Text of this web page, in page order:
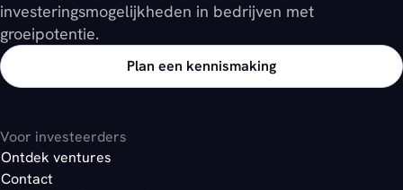
investeringsmogelijkheden in bedrijven met
groeipotentie.
Plan een kennismaking
Voor investeerders
Ontdek ventures
Contact